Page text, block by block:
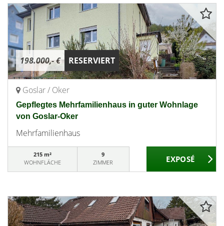
198.000,- € RESERVIERT
Goslar / Oker
Gepflegtes Mehrfamilienhaus in guter Wohnlage
von Goslar-Oker
Mehrfamilienhaus
215 m²
WOHNFLÄCHE
9
ZIMMER